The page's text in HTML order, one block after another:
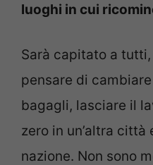
luoghi in cui
Sarà capitato a
pensare di
bagagli, lasciare il
zero in un’altra città
nazione. Non sono